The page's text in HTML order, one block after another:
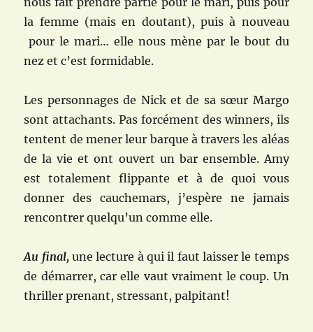
la femme (mais en doutant), puis à nouveau
pour le mari… elle nous mène par le bout du
nez et c’est formidable.
Les personnages de Nick et de sa sœur Margo
sont attachants. Pas forcément des winners, ils
tentent de mener leur barque à travers les aléas
de la vie et ont ouvert un bar ensemble. Amy
est totalement flippante et à de quoi vous
donner des cauchemars, j’espère ne jamais
rencontrer quelqu’un comme elle.
Au final,une lecture à qui il faut laisser le temps
de démarrer, car elle vaut vraiment le coup. Un
thriller prenant, stressant, palpitant!